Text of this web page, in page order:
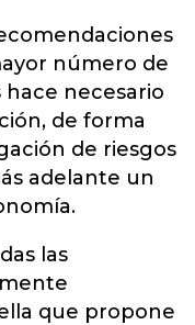
número de
hace necesario
de forma
de riesgos
adelante un
las
que propone